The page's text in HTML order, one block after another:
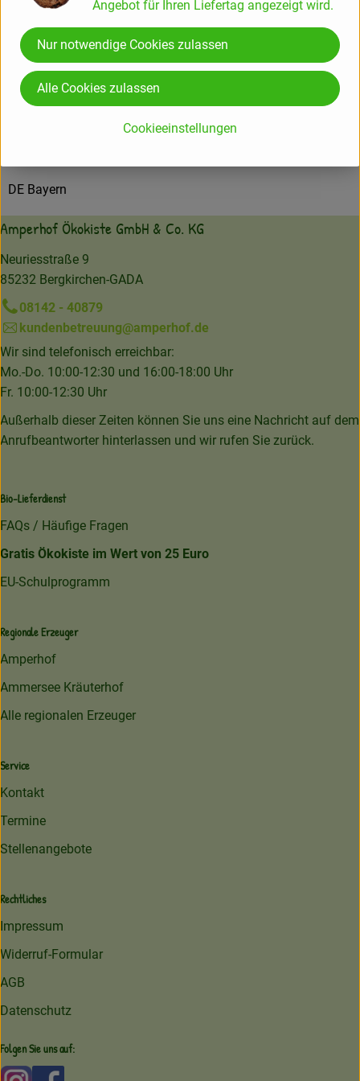
83564 Soyen
Produktinformationen
DE Bayern
Amperhof Ökokiste GmbH & Co. KG
Neuriesstraße 9
85232 Bergkirchen-GADA
08142 - 40879
kundenbetreuung@amperhof.de
Wir sind telefonisch erreichbar:
Mo.-Do. 10:00-12:30 und 16:00-18:00 Uhr
Fr. 10:00-12:30 Uhr
Außerhalb dieser Zeiten können Sie uns eine Nachricht auf dem
Anrufbeantworter hinterlassen und wir rufen Sie zurück.
Bio-Lieferdienst
FAQs / Häufige Fragen
Gratis Ökokiste im Wert von 25 Euro
EU-Schulprogramm
Regionale Erzeuger
Amperhof
Ammersee Kräuterhof
Alle regionalen Erzeuger
Service
Kontakt
Termine
Stellenangebote
Rechtliches
Impressum
Widerruf-Formular
AGB
Datenschutz
Folgen Sie uns auf:
Externer Link zu https://www.instagram.com/
Angebot für Ihren Liefertag angezeigt wird.
Cookieeinstellungen
Nur notwendige Cookies zulassen
Alle Cookies zulassen